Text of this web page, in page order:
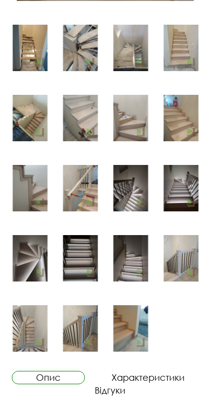
Опис
Характеристики
Відгуки